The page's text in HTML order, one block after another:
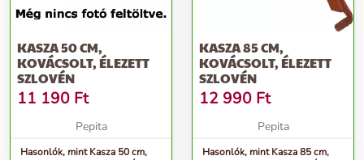
KASZA 50 CM,
KOVÁCSOLT, ÉLEZETT
SZLOVÉN
11 190 Ft
Pepita
Hasonlók, mint Kasza 50 cm,
KASZA 85 CM,
KOVÁCSOLT, ÉLEZETT
SZLOVÉN
12 990 Ft
Pepita
Hasonlók, mint Kasza 85 cm,